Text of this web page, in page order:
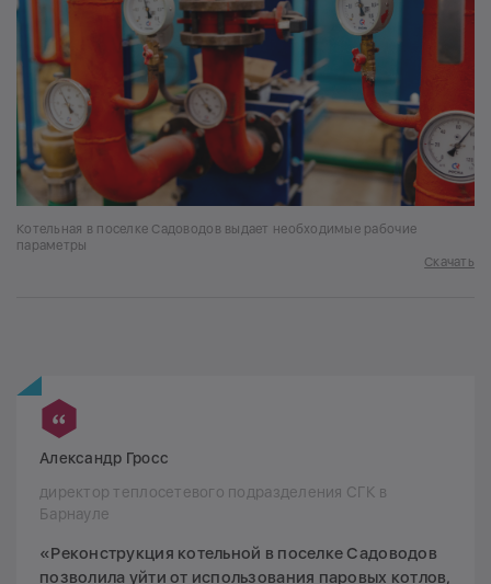
Котельная в поселке Садоводов выдает необходимые рабочие
параметры
Скачать
Александр Гросс
директор теплосетевого подразделения СГК в
Барнауле
«Реконструкция котельной в поселке Садоводов
позволила уйти от использования паровых котлов,